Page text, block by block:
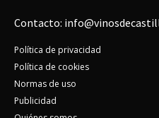
Contacto:
Política de privacidad
Política de cookies
Normas de uso
Publicidad